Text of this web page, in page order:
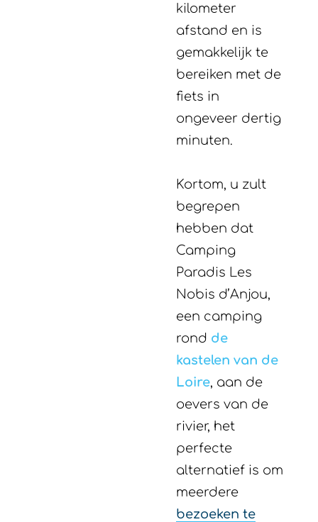
kilometer
afstand en is
gemakkelijk te
bereiken met de
fiets in
ongeveer dertig
minuten.
Kortom, u zult
begrepen
hebben dat
Camping
Paradis Les
Nobis d’Anjou,
een camping
rond de
kastelen van de
Loire, aan de
oevers van de
rivier, het
perfecte
alternatief is om
meerdere
bezoeken te